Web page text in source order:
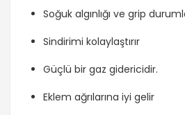
Soğuk algınlığı ve grip
Sindirimi kolaylaştırır
Güçlü bir gaz gidericidir.
Eklem ağrılarına iyi gelir